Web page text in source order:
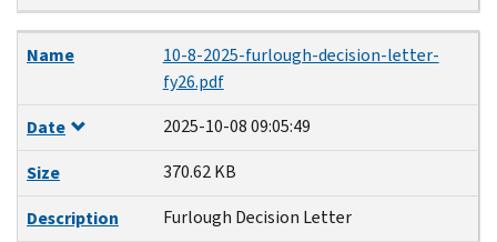
Name
Date
Size
Description
Name
10-8-2025-furlough-decision-letter-
fy26.pdf
Date
2025-10-08 09:05:49
Size
370.62 KB
Description
Furlough Decision Letter